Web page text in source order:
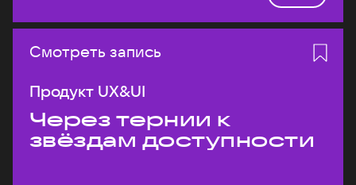
Смотреть запись
Продукт UX&UI
Через тернии к
звёздам доступности